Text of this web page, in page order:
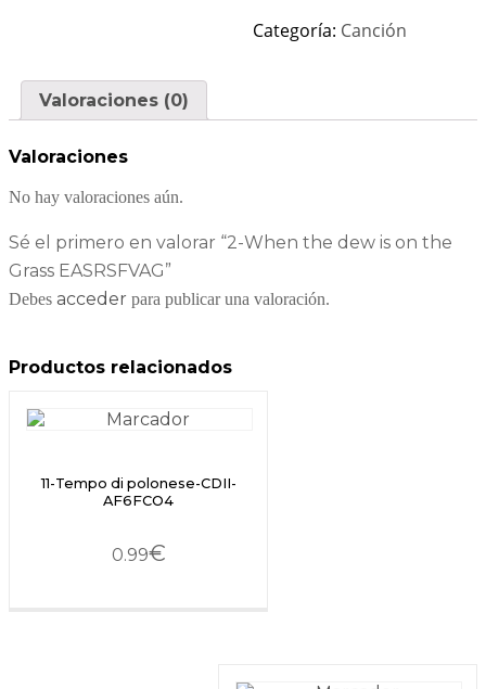
Categoría: Canción
Valoraciones (0)
Valoraciones
No hay valoraciones aún.
Sé el primero en valorar “2-When the dew is on the
Grass EASRSFVAG”
Debes acceder para publicar una valoración.
Productos relacionados
11-Tempo di polonese-CDII-
AF6FCO4
0.99€